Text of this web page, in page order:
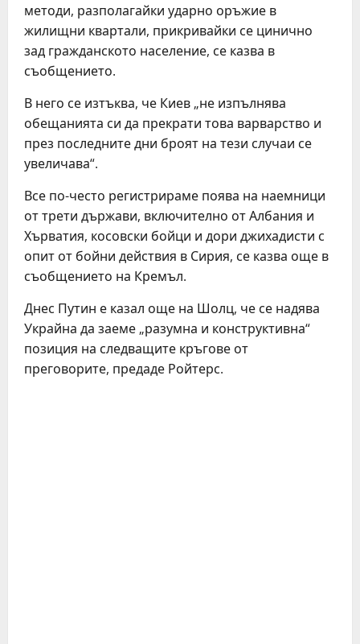
методи, разполагайки ударно оръжие в
жилищни квартали, прикривайки се цинично
зад гражданското население, се казва в
съобщението.
В него се изтъква, че Киев „не изпълнява
обещанията си да прекрати това варварство и
през последните дни броят на тези случаи се
увеличава“.
Все по-често регистрираме поява на наемници
от трети държави, включително от Албания и
Хърватия, косовски бойци и дори джихадисти с
опит от бойни действия в Сирия, се казва още в
съобщението на Кремъл.
Днес Путин е казал още на Шолц, че се надява
Украйна да заеме „разумна и конструктивна“
позиция на следващите кръгове от
преговорите, предаде Ройтерс.